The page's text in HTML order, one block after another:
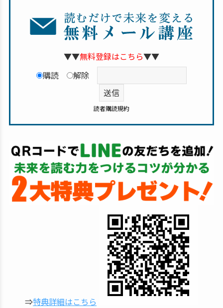
▼▼無料登録はこちら▼▼
購読
解除
読者購読規約
⇒特典詳細はこちら